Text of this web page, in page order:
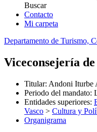
Buscar
Contacto
Mi carpeta
Departamento de Turismo,
Viceconsejería
Titular: Andoni Iturbe
Periodo del mandato:
Entidades superiores:
Vasco > Cultura y
Organigrama